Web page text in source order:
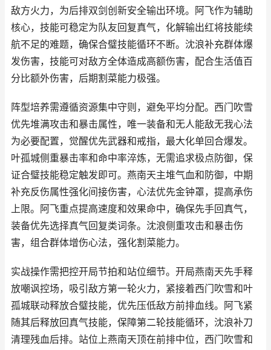
敌方火力，为后排双剑创新安全输出环境。阿飞作为辅助
核心，技能可稳定为队友回复真气，化解输出红将技能续
航不足的难题，确保合璧技能循环不断。沈浪补充群体爆
发伤害，技能可对敌方全体造成高额伤害，配合生活值百
分比额外伤害，后期割菜能力极强。
阵型培养需遵循资源集中守则，避免平均分配。西门吹雪
优先堆满攻击和暴击属性，唯一装备和无人能敌无我心法
为必要配置，觉醒优先武器和戒指，最大化单回合爆发。
叶孤城侧重暴击率和命中率淬炼，无需追求极点防御，保
证合璧技能稳定触发即可。燕南天主堆气血和防御，中期
补充反伤属性强化间接伤害，心法优先金钟罩，提高承伤
上限。阿飞重点提高速度和效果命中，确保先手回真气，
装备优先选择真气回复类词条。沈浪侧重攻击和暴击伤
害，组合群体增伤心法，强化割菜能力。
实战操作需把控开局节拍和站位细节。开局燕南天先手释
放嘲讽控场，吸引敌方第一轮火力，紧接着西门吹雪和叶
孤城联动释放合璧技能，优先压低敌方前排血线。阿飞紧
随其后释放回真气技能，保障第二轮技能循环，沈浪补刀
清理残血后排。站位上燕南天顶在前排中位，西门吹雪和